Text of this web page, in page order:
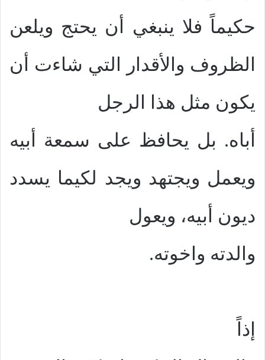
حكيماً فلا ينبغي أن يحتج ويلعن
الظروف والأقدار التي شاءت أن
يكون مثل هذا الرجل
أباه. بل يحافظ على سمعة أبيه
ويعمل ويجتهد ويجد لكيما يسدد
ديون أبيه، ويعول
والدته واخوته.
إذاً